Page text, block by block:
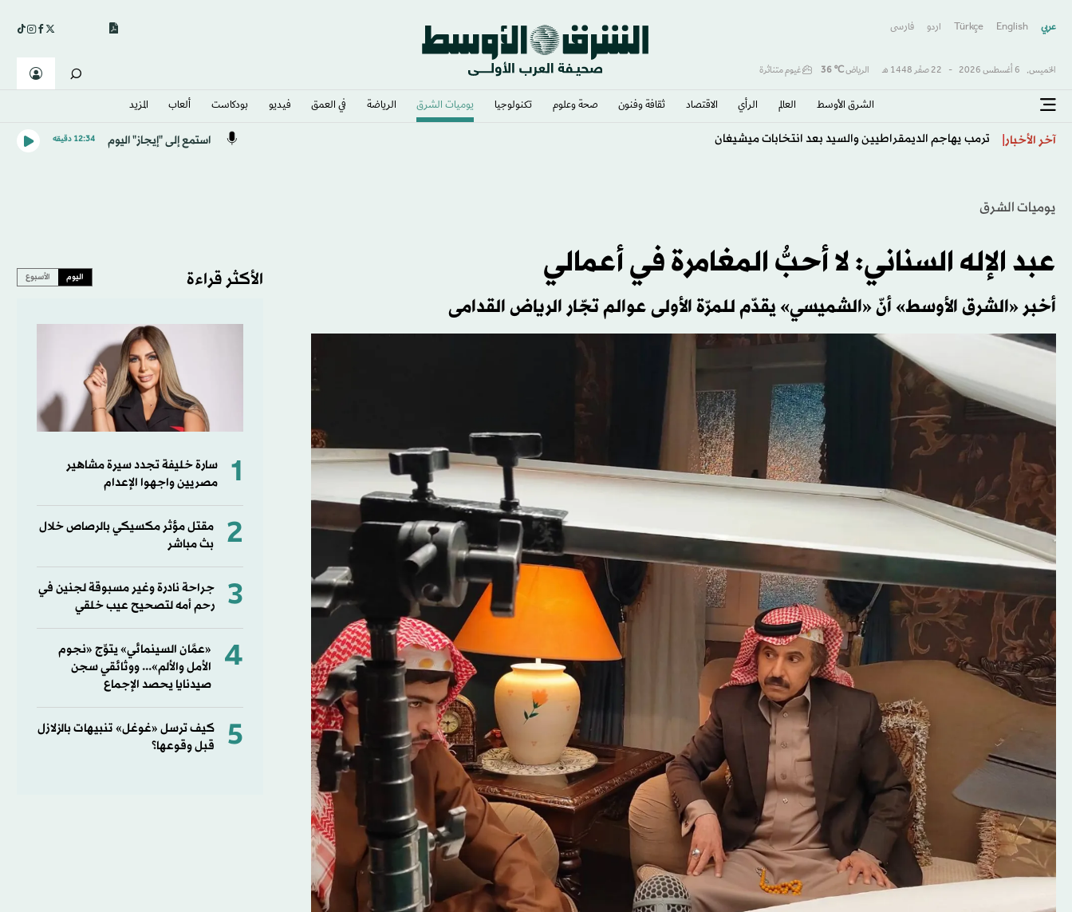
عربي English
Türkçe اردو فارسى
الخميس, 6 أغسطس 2026 - 22 صفَر 1448 هـ الرياض℃
36 غيوم متناثرة
الشرق الأوسط​ العالم الرأي الاقتصاد ثقافة وفنون صحة وعلوم تكنولوجيا يوميات الشرق​ الرياضة في العمق فيديو بودكاست ألعاب المزيد
آخر الأخبار ترمب يهاجم الديمقراطيين والسيد بعد انتخابات ميشيغان استمع إلى "إيجاز" اليوم 12:34 دقيقه
يوميات الشرق
عبد الإله السناني: لا أحبُّ المغامرة في أعمالي
أخبر «الشرق الأوسط» أنّ «الشميسي» يقدّم للمرّة الأولى عوالم تجّار الرياض القدامى
الأكثر قراءة اليوم الأسبوع
1
سارة خليفة تجدد سيرة مشاهير
مصريين واجهوا الإعدام
2
مقتل مؤثر مكسيكي بالرصاص خلال
بث مباشر
3
جراحة نادرة وغير مسبوقة لجنين في
رحم أمه لتصحيح عيب خلقي
4
«عمَّان السينمائي» يتوِّج «نجوم
الأمل والألم»... ووثائقي سجن
صيدنايا يحصد الإجماع
5
كيف ترسل «غوغل» تنبيهات بالزلازل
قبل وقوعها؟